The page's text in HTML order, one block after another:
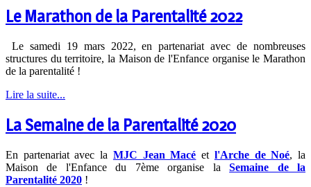
Le Marathon de la Parentalité 2022
Le samedi 19 mars 2022, en partenariat avec de nombreuses
structures du territoire, la Maison de l'Enfance organise le Marathon
de la parentalité !
Lire la suite...
La Semaine de la Parentalité 2020
En partenariat avec la MJC Jean Macé et l'Arche de Noé, la
Maison de l'Enfance du 7ème organise laSemaine de la
Parentalité 2020 !